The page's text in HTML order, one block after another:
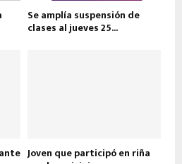
Se amplía suspensión de
clases al jueves 25...
Joven que participó en riña